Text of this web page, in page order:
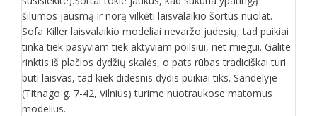
šilumos jausmą ir norą vilkėti laisvalaikio šortus nuolat.
Sofa Killer laisvalaikio modeliai nevaržo judesių, tad puikiai
tinka tiek pasyviam tiek aktyviam poilsiui, net miegui. Galite
rinktis iš plačios dydžių skalės, o pats rūbas tradiciškai turi
būti laisvas, tad kiek didesnis dydis puikiai tiks. Sandelyje
(Titnago g. 7-42, Vilnius) turime nuotraukose matomus
modelius.